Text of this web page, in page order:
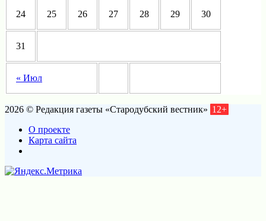
« Июл
24 25 26 27 28 29 30
31
2026 © Редакция газеты «Стародубский вестник» 12+
О проекте
Карта сайта